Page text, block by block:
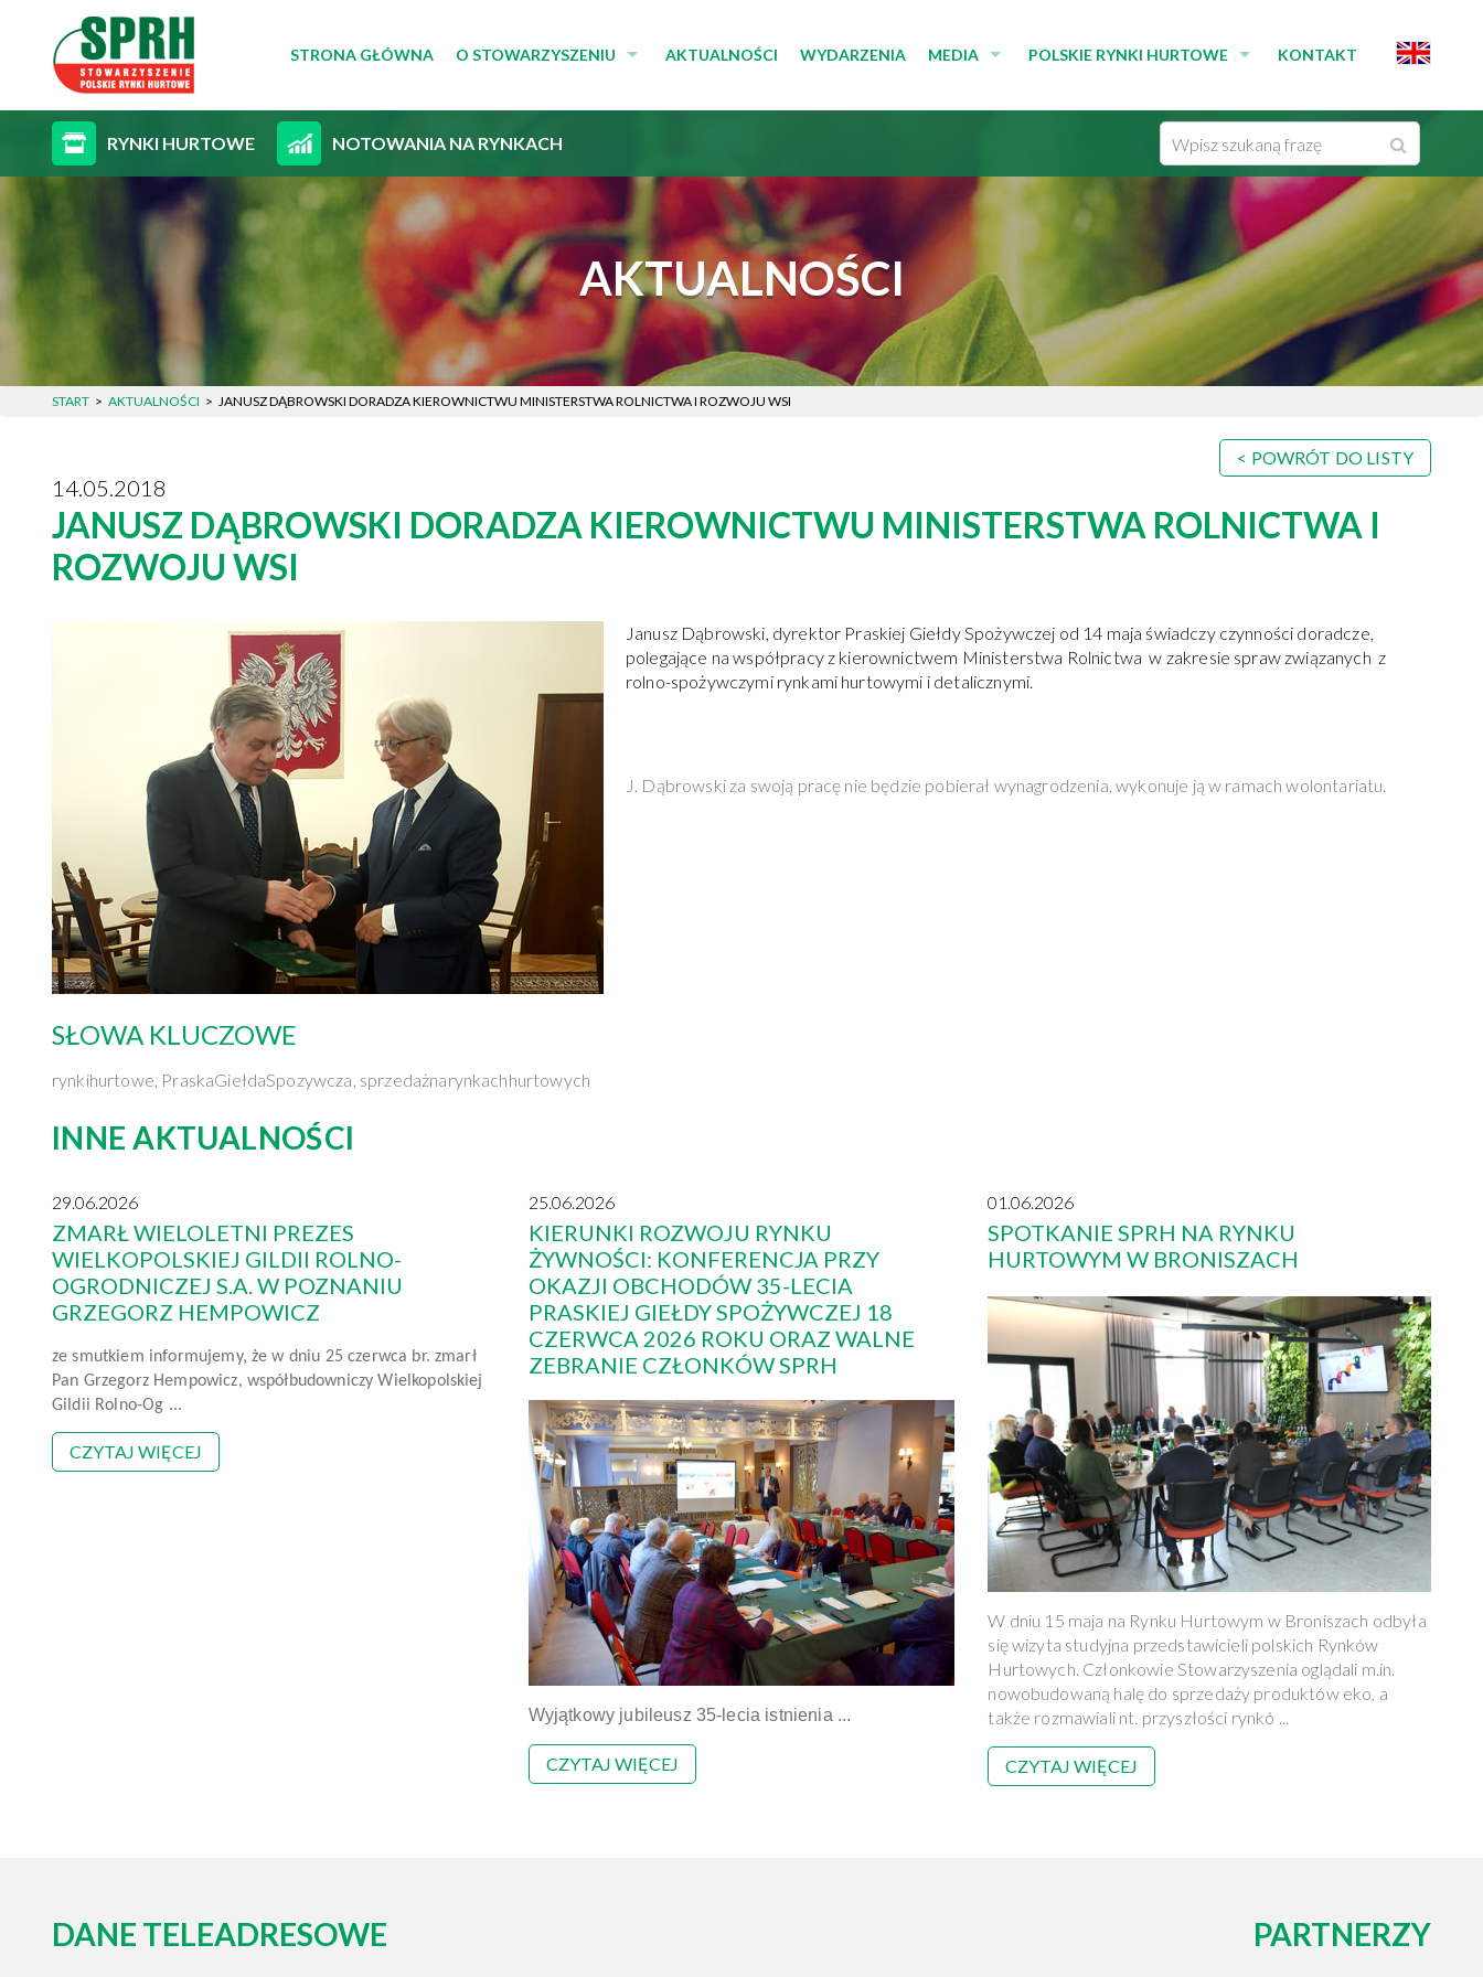
STRONA GŁÓWNA O STOWARZYSZENIU
CELE STOWARZYSZENIA
ZARZĄD I RADA
STATUT
AKTUALNOŚCI WYDARZENIA MEDIA
MULTIMEDIA
DLA MEDIÓW
POLSKIE RYNKI HURTOWE
RYNKI ZRZESZONE W SPRH
RYNKI NIEZRZESZONE W SPRH
CZŁONKOWIE ZWYCZAJNI
DEKLARACJE
KONTAKT
RYNKI HURTOWE NOTOWANIA NA RYNKACH WYSZUKIWARKA
Wpisz
AKTUALNOŚCI
START AKTUALNOŚCI JANUSZ DĄBROWSKI DORADZA KIEROWNICTWU MINISTERSTWA ROLNICTWA I ROZWOJU WSI
POWRÓT DO LISTY
14.05.2018
JANUSZ DĄBROWSKI DORADZA KIEROWNICTWU MINISTERSTWA ROLNICTWA I
ROZWOJU WSI
Janusz Dąbrowski, dyrektor Praskiej Giełdy Spożywczej od 14 maja świadczy czynności doradcze,
polegające na współpracy z kierownictwem Ministerstwa Rolnictwa w zakresie spraw związanych z
rolno-spożywczymi rynkami hurtowymi i detalicznymi.
J. Dąbrowski za swoją pracę nie będzie pobierał wynagrodzenia, wykonuje ją w ramach wolontariatu.
SŁOWA KLUCZOWE
rynkihurtowe, PraskaGiełdaSpozywcza, sprzedażnarynkachhurtowych
INNE AKTUALNOŚCI
29.06.2026
ZMARŁ WIELOLETNI PREZES
WIELKOPOLSKIEJ GILDII ROLNO-
OGRODNICZEJ S.A. W POZNANIU
GRZEGORZ HEMPOWICZ
ze smutkiem informujemy, że w dniu 25 czerwca br. zmarł
Pan Grzegorz Hempowicz, współbudowniczy Wielkopolskiej
Gildii Rolno-Og ...
CZYTAJ WIĘCEJ
25.06.2026
KIERUNKI ROZWOJU RYNKU
ŻYWNOŚCI: KONFERENCJA PRZY
OKAZJI OBCHODÓW 35-LECIA
PRASKIEJ GIEŁDY SPOŻYWCZEJ 18
CZERWCA 2026 ROKU ORAZ WALNE
ZEBRANIE CZŁONKÓW SPRH
Wyjątkowy jubileusz 35-lecia istnienia ...
CZYTAJ WIĘCEJ
01.06.2026
SPOTKANIE SPRH NA RYNKU
HURTOWYM W BRONISZACH
W dniu 15 maja na Rynku Hurtowym w Broniszach odbyła
się wizyta studyjna przedstawicieli polskich Rynków
Hurtowych. Członkowie Stowarzyszenia oglądali m.in.
nowobudowaną halę do sprzedaży produktów eko, a
także rozmawiali nt. przyszłości rynkó ...
CZYTAJ WIĘCEJ
DANE TELEADRESOWE PARTNERZY